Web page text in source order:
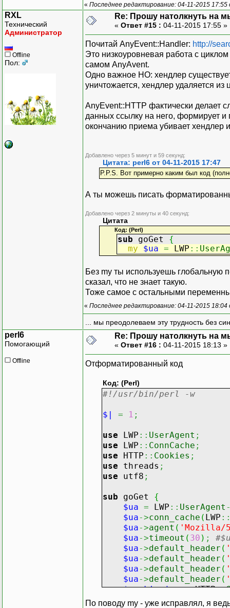
$ua -
$response = $ua-
if (regexp) {
sleep
$ua->get($regexp,
}
for (1 .. 10)
threads->new(\&main);
}
$_->join for threads-
sub main
{ while (1) { goGet }}
« Последнее редактирование: 04-11-2015
RXL
Технический
Администратор
Offline
Пол:
Re: Прошу натолкнуть на
« Ответ #15 : 04-11-2015 17:55 »
Почитай AnyEvent::Handler: http://
Это низкоуровневая работа с
самом AnyAvent.
Одно важное НО: хендлер
уничтожается, хендлер удаляется из
AnyEvent::HTTP фактически делает
данных ссылку на него, формирует
окончанию приема убивает хендлер
Добавлено через 5 минут и 59 секунд:
Цитата: perl6 от 04-11-2015 17:47
P.P.S. Вот примерно каким был код
А ты можешь писать
Добавлено через 2 минуты и 40 секунд:
Цитата
Код: (Perl)
sub goGet {
my
$ua = LWP ::
Без my ты используешь глобальную
сказал, что не знает такую.
Тоже самое с остальными
« Последнее редактирование: 04-11-2015 18:04
... мы преодолеваем эту трудность без
perl6
Помогающий
Offline
Re: Прошу натолкнуть на
« Ответ #16 : 04-11-2015 18:13 »
Отформатированный код
Код: (Perl)
#!/usr/bin/perl -w
$| = 1 ;
use LWP :: UserAgent ;
use LWP :: ConnCache ;
use HTTP :: Cookies ;
use threads ;
use utf8 ;
sub goGet {
$ua = LWP :: UserAgent
$ua->conn_cache ( LWP
$ua->agent ( 'Mozilla/
$ua->timeout ( 30 ) ;
$ua->default_header (
$ua->default_header (
$ua->default_header (
$ua->default_header (
$cookie_jar =HTTP::
$ua ->cookie_jar(
По поводу my - уже исправлял, я